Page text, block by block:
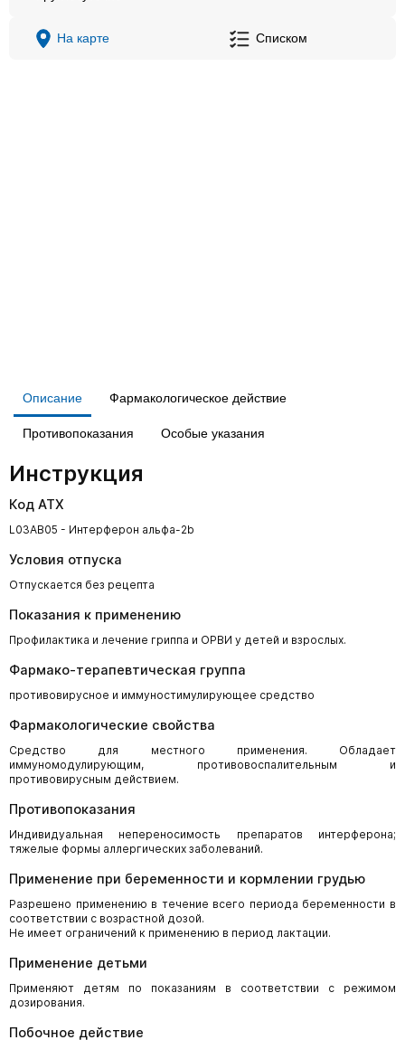
На карте Списком
Описание Фармакологическое действие
Противопоказания Особые указания
Инструкция
Код АТХ
L03AB05 - Интерферон альфа-2b
Условия отпуска
Отпускается без рецепта
Показания к применению
Профилактика и лечение гриппа и ОРВИ у детей и взрослых.
Фармако-терапевтическая группа
противовирусное и иммуностимулирующее средство
Фармакологические свойства
Средство для местного применения. Обладает
иммуномодулирующим, противовоспалительным и
противовирусным действием.
Противопоказания
Индивидуальная непереносимость препаратов интерферона;
тяжелые формы аллергических заболеваний.
Применение при беременности и кормлении грудью
Разрешено применению в течение всего периода беременности в
соответствии с возрастной дозой.
Не имеет ограничений к применению в период лактации.
Применение детьми
Применяют детям по показаниям в соответствии с режимом
дозирования.
Побочное действие